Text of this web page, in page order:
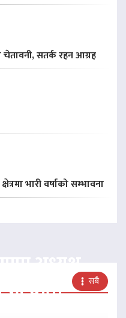
चेतावनी, सतर्क रहन आग्रह
भारी वर्षाको सम्भावना
सबै
अध्यक्ष